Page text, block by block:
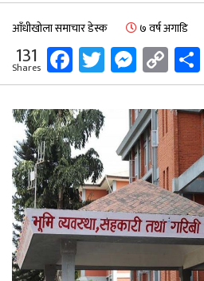
आँधीखोला समाचार डेस्क ७ वर्ष अगाडि
131
Shares Facebook
TwitterCopy